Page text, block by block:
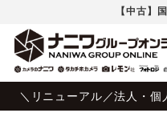
【中古】
＼リニューアル／法人・個